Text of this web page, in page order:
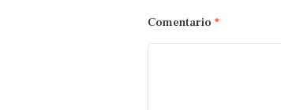
Comentario *